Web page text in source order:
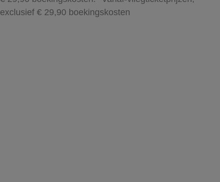
exclusief € 29,90 boekingskosten